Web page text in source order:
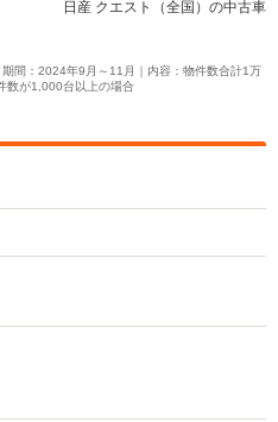
日産 クエスト（全国）の中古車
間：2024年9月～11月｜内容：物件数合計1万
数が1,000台以上の場合